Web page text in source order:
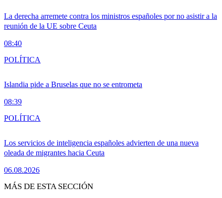
La derecha arremete contra los ministros españoles por no asistir a la
reunión de la UE sobre Ceuta
08:40
Islandia pide a Bruselas que no se entrometa
08:39
POLÍTICA
Los servicios de inteligencia españoles advierten de una nueva
oleada de migrantes hacia Ceuta
06.08.2026
POLÍTICA
MÁS DE ESTA SECCIÓN